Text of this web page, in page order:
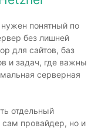
понятный по
без лишней
для сайтов, баз
и задач, где важны
серверная
отдельный
сам провайдер, но и